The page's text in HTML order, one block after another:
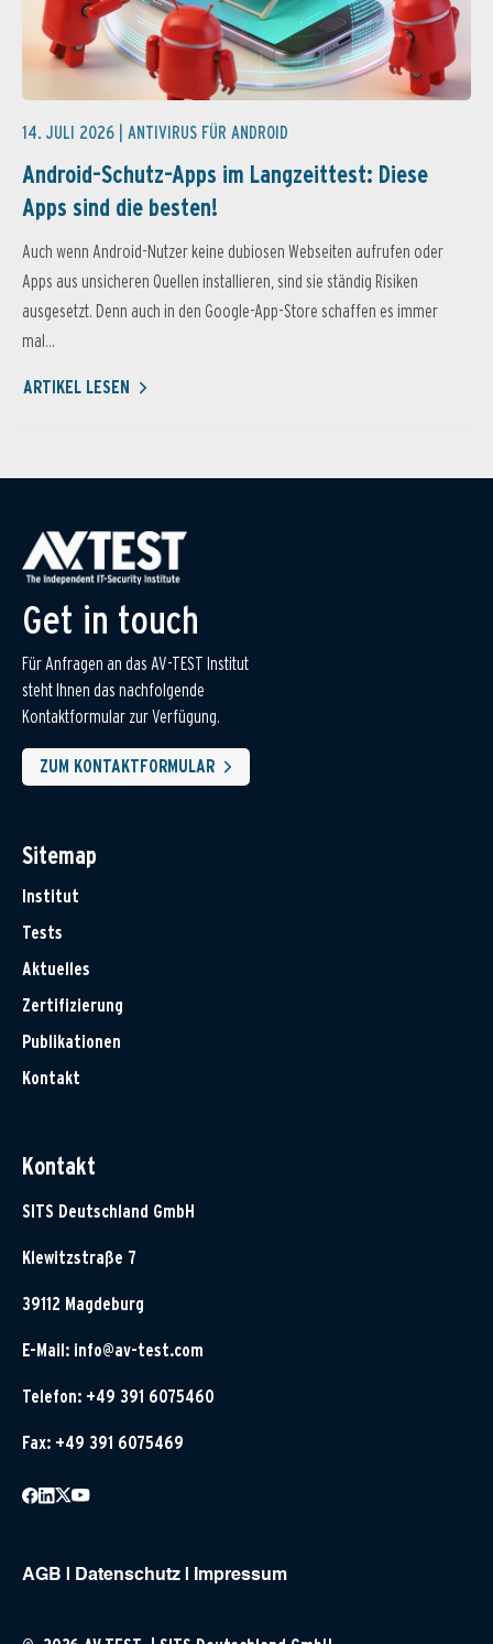
14. JULI 2026 | ANTIVIRUS FÜR ANDROID
Android-Schutz-Apps im Langzeittest: Diese
Apps sind die besten!
Auch wenn Android-Nutzer keine dubiosen Webseiten aufrufen oder
Apps aus unsicheren Quellen installieren, sind sie ständig Risiken
ausgesetzt. Denn auch in den Google-App-Store schaffen es immer
mal...
ARTIKEL LESEN
Get in touch
Für Anfragen an das AV-TEST Institut
steht Ihnen das nachfolgende
Kontaktformular zur Verfügung.
ZUM KONTAKTFORMULAR
Sitemap
Institut
Tests
Aktuelles
Zertifizierung
Publikationen
Kontakt
Kontakt
SITS Deutschland GmbH
Klewitzstraße 7
39112 Magdeburg
E-Mail: info@av-test.com
Telefon: +49 391 6075460
Fax: +49 391 6075469
AGB Datenschutz Impressum